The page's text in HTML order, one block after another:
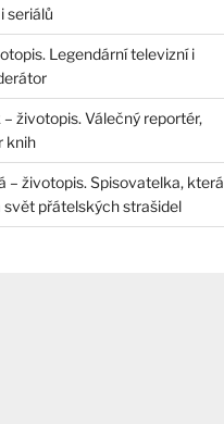
seriálů
Legendární televizní i
životopis. Válečný reportér,
knih
– životopis. Spisovatelka, která
přátelských strašidel